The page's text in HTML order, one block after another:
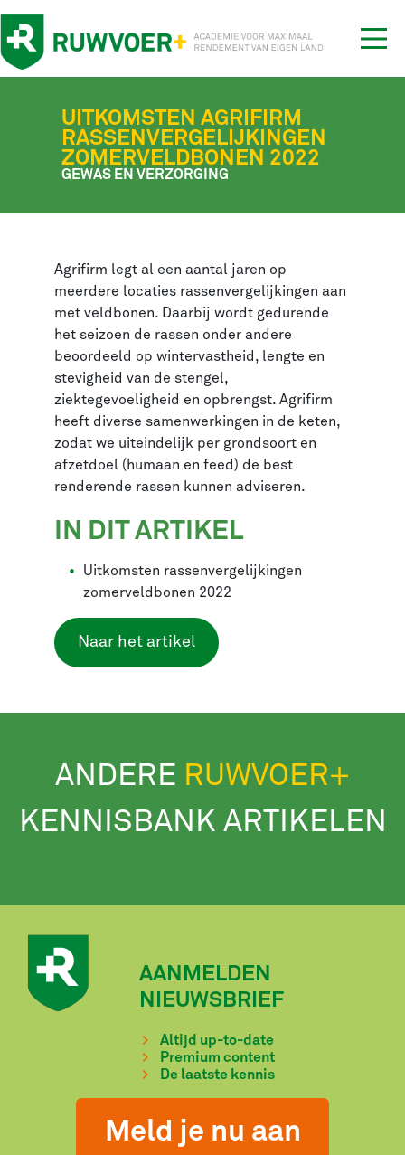
UITKOMSTEN AGRIFIRM
RASSENVERGELIJKINGEN
ZOMERVELDBONEN 2022
GEWAS EN VERZORGING
Agrifirm legt al een aantal jaren op
meerdere locaties rassenvergelijkingen aan
met veldbonen. Daarbij wordt gedurende
het seizoen de rassen onder andere
beoordeeld op wintervastheid, lengte en
stevigheid van de stengel,
ziektegevoeligheid en opbrengst. Agrifirm
heeft diverse samenwerkingen in de keten,
zodat we uiteindelijk per grondsoort en
afzetdoel (humaan en feed) de best
renderende rassen kunnen adviseren.
IN DIT ARTIKEL
Uitkomsten rassenvergelijkingen
zomerveldbonen 2022
Naar het artikel
ANDERE RUWVOER+
KENNISBANK ARTIKELEN
AANMELDEN
NIEUWSBRIEF
Altijd up-to-date
Premium content
De laatste kennis
Meld je nu aan